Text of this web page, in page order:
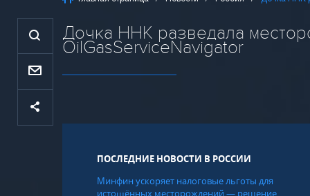
Дочка ННК разведала
OilGasServiceNavigator
ПОСЛЕДНИЕ НОВОСТИ В РОССИИ
Минфин ускоряет налоговые льготы для
истощённых месторождений — решение